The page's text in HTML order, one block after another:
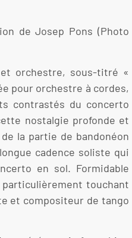
de Josep Pons (Photo
orchestre, sous-titré «
pour orchestre à cordes,
contrastés du concerto
nostalgie profonde et
la partie de bandonéon
cadence soliste qui
en sol. Formidable
touchant
et compositeur de tango